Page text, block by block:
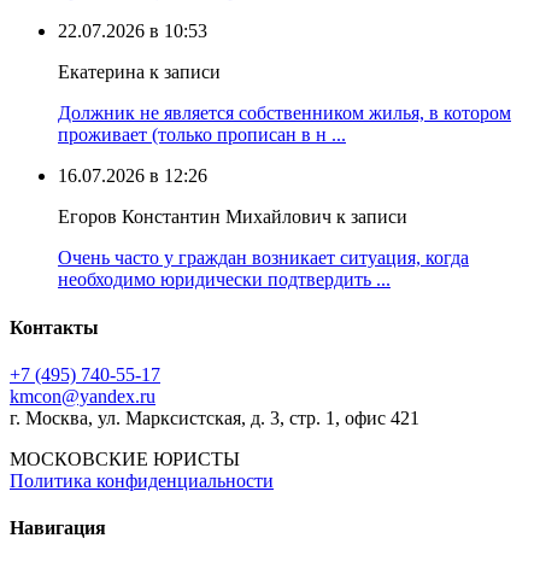
22.07.2026 в 10:53
Екатерина к записи
Должник не является собственником жилья, в котором
проживает (только прописан в н ...
16.07.2026 в 12:26
Егоров Константин Михайлович к записи
Очень часто у граждан возникает ситуация, когда
необходимо юридически подтвердить ...
Контакты
+7 (495) 740‑55‑17
kmcon@yandex.ru
г. Москва, ул. Марксистская, д. 3, стр. 1, офис 421
МОСКОВСКИЕ ЮРИСТЫ
Политика конфиденциальности
Навигация